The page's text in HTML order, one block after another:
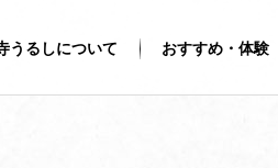
うるしについて おすすめ・体験